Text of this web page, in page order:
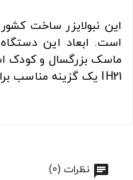
IH21 یک گزینه مناسب برای درمان دستگاه تنفسی شما است.
نظرات (0)